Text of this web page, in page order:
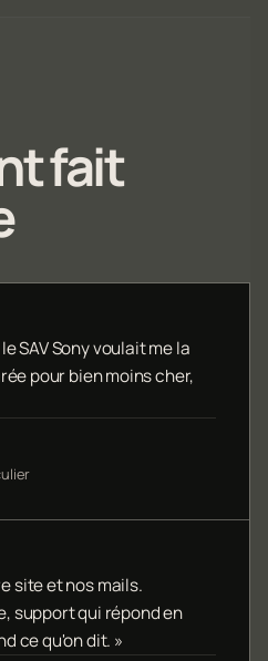
fait
SAV Sony voulait me la
pour bien moins cher,
site et nos mails.
support qui répond en
ce qu'on dit. »